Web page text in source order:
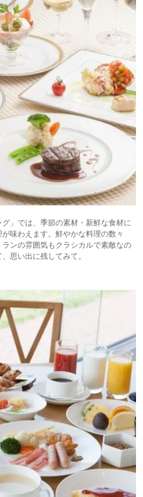
」では、季節の素材・新鮮な食材に
味わえます。鮮やかな料理の数々
ンの雰囲気もクラシカルで素敵なの
思い出に残してみて。